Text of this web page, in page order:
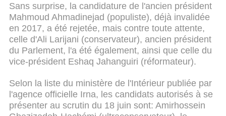
Sans surprise, la candidature de l'ancien président
Mahmoud Ahmadinejad (populiste), déjà invalidée
en 2017, a été rejetée, mais contre toute attente,
celle d'Ali Larijani (conservateur), ancien président
du Parlement, l'a été également, ainsi que celle du
vice-président Eshaq Jahanguiri (réformateur).
Selon la liste du ministère de l'Intérieur publiée par
l'agence officielle Irna, les candidats autorisés à se
présenter au scrutin du 18 juin sont: Amirhossein